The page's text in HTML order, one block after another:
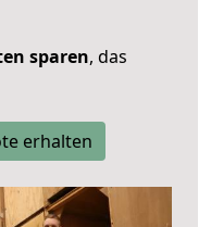
sparen, das
erhalten